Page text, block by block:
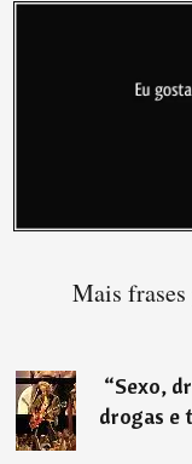
Mais frases
“Sexo,
drogas e